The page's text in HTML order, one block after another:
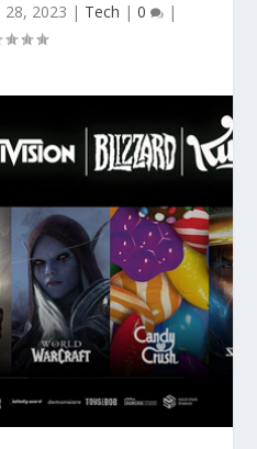
28, 2023 | Tech | 0 |